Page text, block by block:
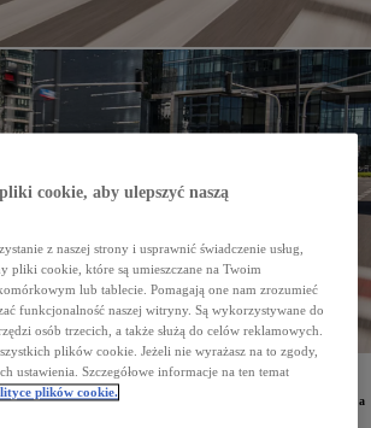
jest wyzwaniem dla kierowcy i sprawdzianem dla samochodu.
poprawę bezpieczeństwa na drogach, stąd też do swoich pojazdów
T-MATE. Systemy te mają wspierać kierowcę w każdej sytuacji, a
cookie, aby ulepszyć naszą
z naszej strony i usprawnić świadczenie usług,
pliki cookie, które są umieszczane na Twoim
lub tablecie. Pomagają one nam zrozumieć
funkcjonalność naszej witryny. Są wykorzystywane do
osób trzecich, a także służą do celów reklamowych.
plików cookie. Jeżeli nie wyrażasz na to zgody,
ustawienia. Szczegółowe informacje na ten temat
plików cookie.